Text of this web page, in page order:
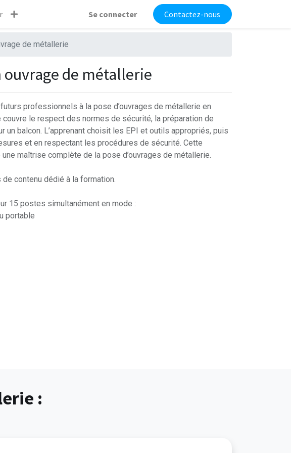
Se connecter Contactez-nous
de métallerie
ouvrage de métallerie
professionnels à la pose d’ouvrages de métallerie en
couvre le respect des normes de sécurité, la préparation de
un balcon. L’apprenant choisit les EPI et outils appropriés, puis
et en respectant les procédures de sécurité. Cette
maîtrise complète de la pose d’ouvrages de métallerie.
contenu dédié à la formation.
15 postes simultanément en mode :
portable
: